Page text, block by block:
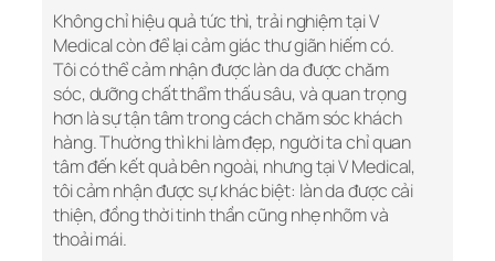
Không chỉ hiệu quả tức thì, trải nghiệm tại V
Medical còn để lại cảm giác thư giãn hiếm có.
Tôi có thể cảm nhận được làn da được chăm
sóc, dưỡng chất thẩm thấu sâu, và quan trọng
hơn là sự tận tâm trong cách chăm sóc khách
hàng. Thường thì khi làm đẹp, người ta chỉ quan
tâm đến kết quả bên ngoài, nhưng tại V Medical,
tôi cảm nhận được sự khác biệt: làn da được cải
thiện, đồng thời tinh thần cũng nhẹ nhõm và
thoải mái.